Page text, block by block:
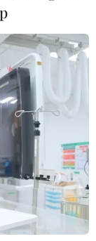
tịch Hồ Chí
Sri